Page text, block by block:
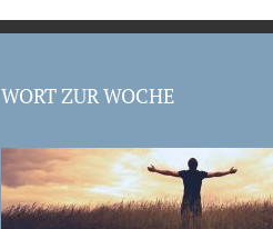
WORT ZUR WOCHE